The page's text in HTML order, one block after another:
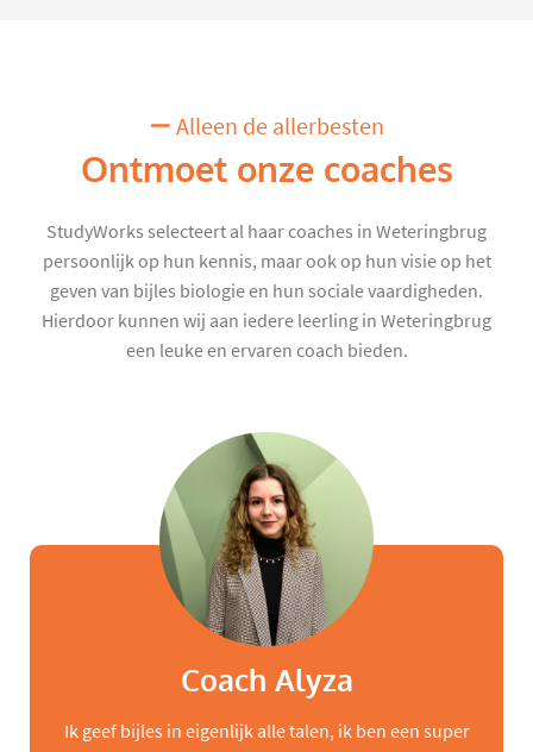
Alleen de allerbesten
Ontmoet onze coaches
StudyWorks selecteert al haar coaches in Weteringbrug
persoonlijk op hun kennis, maar ook op hun visie op het
geven van bijles biologie en hun sociale vaardigheden.
Hierdoor kunnen wij aan iedere leerling in Weteringbrug
een leuke en ervaren coach bieden.
Coach Alyza
Ik geef bijles in eigenlijk alle talen, ik ben een super